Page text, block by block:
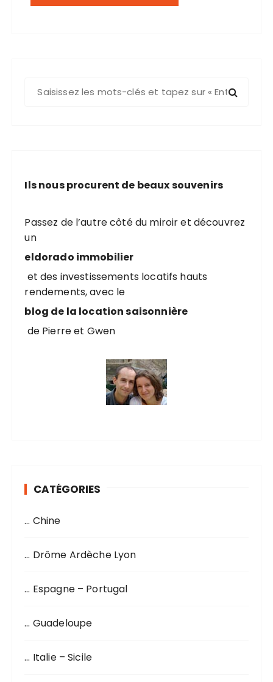
h
p
o
u
:
Ils nous procurent de beaux souvenirs
Passez de l’autre côté du miroir et découvrez
un
eldorado immobilier
et des investissements locatifs hauts
rendements, avec le
blog de la location saisonnière
de Pierre et Gwen
CATÉGORIES
… Chine
… Drôme Ardèche Lyon
… Espagne – Portugal
… Guadeloupe
… Italie – Sicile